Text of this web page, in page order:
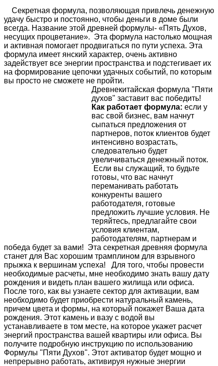
Секретная формула, позволяющая привлечь денежную
удачу быстро и постоянно, чтобы деньги в доме были
всегда. Название этой древней формулы- «Пять Духов,
несущих процветание». Эта формула настолько мощная
и активная помогает продвигаться по пути успеха. Эта
формула имеет янский характер, очень активно
задействует все энергии пространства и подстегивает их
на формирование цепочки удачных событий, по которым
вы просто не сможете не пройти.
Древнекитайская формула "Пяти
духов" заставит вас победить!
Как работает формула: если у
вас свой бизнес, вам начнут
сыпаться предложения от
партнеров, поток клиентов будет
интенсивно возрастать,
следовательно будет
увеличиваться денежный поток.
Если вы служащий, то будьте
готовы, что вас начнут
переманивать работать
конкуренты вашего
работодателя, готовые
предложить лучшие условия. Не
теряйтесь, предлагайте свои
условия клиентам,
работодателям, партнерам и
победа будет за вами! Эта секретная древняя формула
станет для Вас хорошим трамплином для взрывного
прыжка к вершинам успеха! Для того, чтобы провести
необходимые расчеты, мне необходимо знать вашу дату
рождения и видеть план вашего жилища или офиса.
После того, как вы узнаете сектор для активации, вам
необходимо будет приобрести натуральный камень,
причем цвета и формы, на который покажет Ваша дата
рождения. Этот камень и вазу с водой вы
устанавливаете в том месте, на которое укажет расчет
энергий пространства вашей квартиры или офиса. Вы
получите подробную инструкцию по использованию
Формулы "Пяти Духов". Этот активатор будет мощно и
непрерывно работать, активируя нужные энергии